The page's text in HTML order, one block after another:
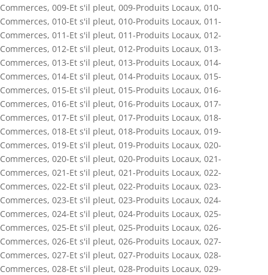
Commerces, 009-Et s'il pleut, 009-Produits Locaux, 010-
Commerces, 010-Et s'il pleut, 010-Produits Locaux, 011-
Commerces, 011-Et s'il pleut, 011-Produits Locaux, 012-
Commerces, 012-Et s'il pleut, 012-Produits Locaux, 013-
Commerces, 013-Et s'il pleut, 013-Produits Locaux, 014-
Commerces, 014-Et s'il pleut, 014-Produits Locaux, 015-
Commerces, 015-Et s'il pleut, 015-Produits Locaux, 016-
Commerces, 016-Et s'il pleut, 016-Produits Locaux, 017-
Commerces, 017-Et s'il pleut, 017-Produits Locaux, 018-
Commerces, 018-Et s'il pleut, 018-Produits Locaux, 019-
Commerces, 019-Et s'il pleut, 019-Produits Locaux, 020-
Commerces, 020-Et s'il pleut, 020-Produits Locaux, 021-
Commerces, 021-Et s'il pleut, 021-Produits Locaux, 022-
Commerces, 022-Et s'il pleut, 022-Produits Locaux, 023-
Commerces, 023-Et s'il pleut, 023-Produits Locaux, 024-
Commerces, 024-Et s'il pleut, 024-Produits Locaux, 025-
Commerces, 025-Et s'il pleut, 025-Produits Locaux, 026-
Commerces, 026-Et s'il pleut, 026-Produits Locaux, 027-
Commerces, 027-Et s'il pleut, 027-Produits Locaux, 028-
Commerces, 028-Et s'il pleut, 028-Produits Locaux, 029-